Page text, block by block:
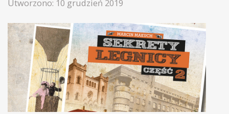
Utworzono: 10 grudzień 2019